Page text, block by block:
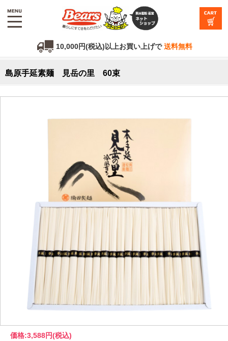
10,000円(税込)以上お買い上げで送料無料
島原手延素麺 見岳の里 60束
価格:3,588円(税込)